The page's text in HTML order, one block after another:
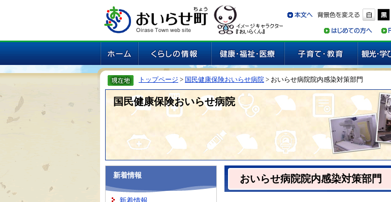
トップページ > 国民健康保険おいらせ病院 > おいらせ病院院内感染対策部門
国民健康保険おいらせ病院
新着情報 おいらせ病院院内感染対策部門